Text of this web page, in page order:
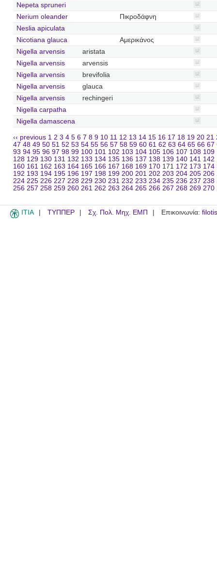
Nepeta spruneri
Nerium oleander
Πικροδάφνη
Neslia apiculata
Nicotiana glauca
Αμερικάνος
Nigella arvensis
aristata
Nigella arvensis
arvensis
Nigella arvensis
brevifolia
Nigella arvensis
glauca
Nigella arvensis
rechingeri
Nigella carpatha
Nigella damascena
‹‹ previous 1 2 3 4 5 6 7 8 9 10 11 12 13 14 15 16 17 18 19 20 21
47 48 49 50 51 52 53 54 55 56 57 58 59 60 61 62 63 64 65 66 67
93 94 95 96 97 98 99 100 101 102 103 104 105 106 107 108 109
128 129 130 131 132 133 134 135 136 137 138 139 140 141 142
160 161 162 163 164 165 166 167 168 169 170 171 172 173 174
192 193 194 195 196 197 198 199 200 201 202 203 204 205 206
224 225 226 227 228 229 230 231 232 233 234 235 236 237 238
256 257 258 259 260 261 262 263 264 265 266 267 268 269 270
ITIA ΤΥΠΠΕΡ Σχ. Πολ. Μηχ. ΕΜΠ Επικοινωνία: